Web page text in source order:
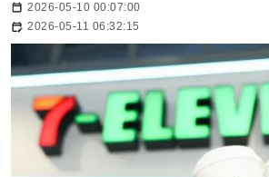
2026-05-10 00:07:00
2026-05-11 06:32:15